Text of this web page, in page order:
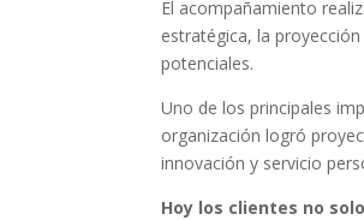
El acompañamiento
estratégica, la
potenciales.
Uno de los principales
organización logró
innovación y servicio
Hoy los clientes no